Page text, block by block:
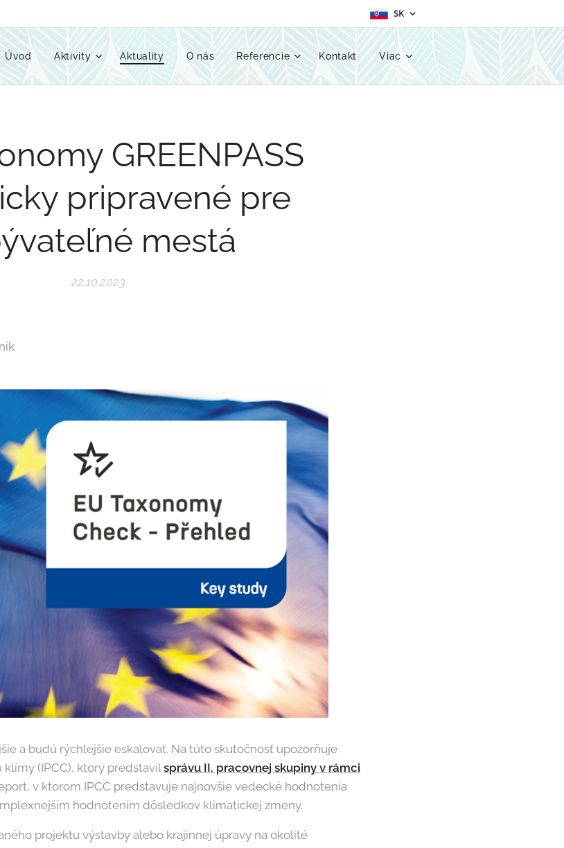
SK
Úvod Aktivity Aktuality O nás Referencie Kontakt Viac
GREENPASS
pripravené pre
mestá
22.10.2023
a budú rýchlejšie eskalovať. Na túto skutočnosť upozorňuje
(IPCC), ktorý predstavilsprávu II. pracovnej skupiny v rámci
v ktorom IPCC predstavuje najnovšie vedecké hodnotenia
hodnotením dôsledkov klimatickej zmeny.
projektu výstavby alebo krajinnej úpravy na okolité